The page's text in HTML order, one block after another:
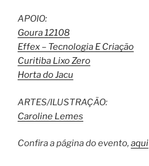
APOIO:
Goura 12108
Effex – Tecnologia E Criação
Curitiba Lixo Zero
Horta do Jacu
ARTES/ILUSTRAÇÃO:
Caroline Lemes
Confira a página do evento, aqui